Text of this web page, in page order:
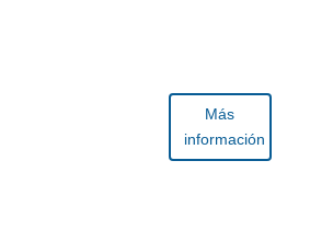
Más
información